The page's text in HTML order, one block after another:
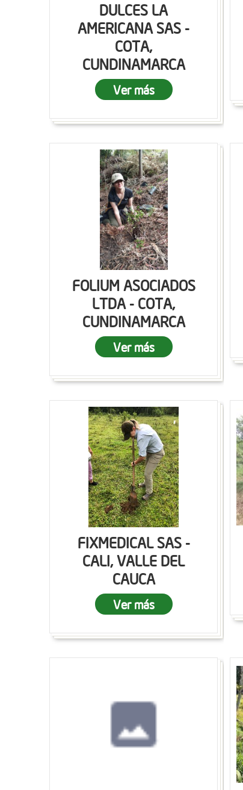
DULCES LA
AMERICANA SAS -
COTA,
CUNDINAMARCA
Ver más
FOLIUM ASOCIADOS
LTDA - COTA,
CUNDINAMARCA
Ver más
FIXMEDICAL SAS -
CALI, VALLE DEL
CAUCA
Ver más